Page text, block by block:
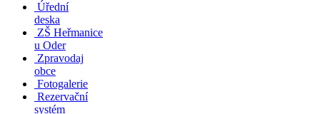
Úřední
deska
ZŠ Heřmanice
u Oder
Zpravodaj
obce
Fotogalerie
Rezervační
systém